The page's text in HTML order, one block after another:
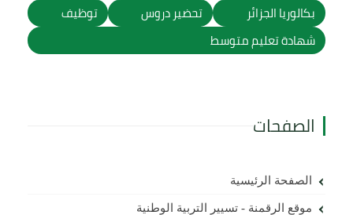
بكالوريا الجزائر
تحضير دروس
توظيف
شهادة تعليم متوسط
الصفحات
الصفحة الرئيسية
موقع الرقمنة - تسيير التربية الوطنية